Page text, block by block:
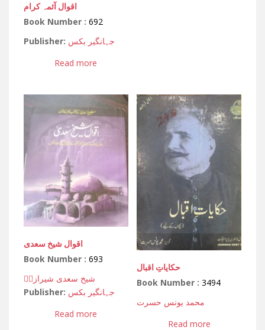
اقوال آئمہ کرام
Book Number : 692
Publisher: جہانگیر بکس
Read more
اقوال شیخ سعدی
Book Number : 693
شیخ سعدی شیرازیؒ
Publisher: جہانگیر بکس
Read more
حکایاتِ اقبال
Book Number :3494
محمد یونس حسرت
Read more